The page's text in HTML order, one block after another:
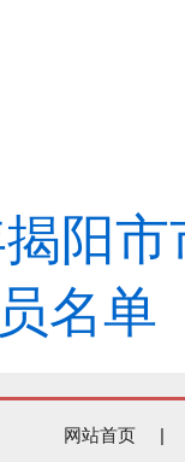
阳
名单
网站首页 |